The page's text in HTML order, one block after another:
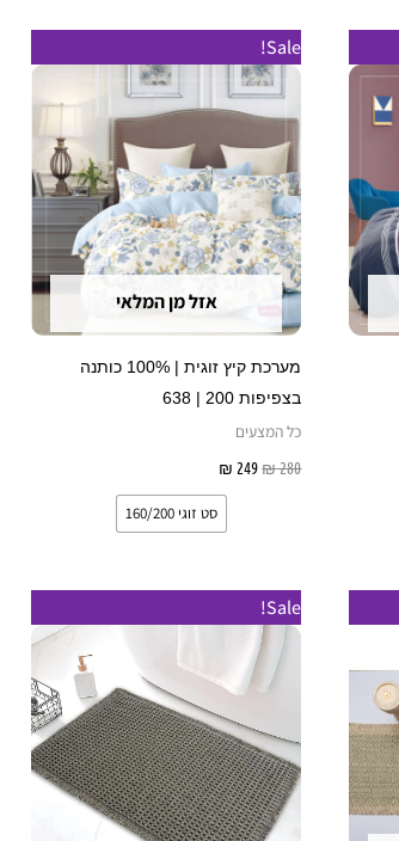
זה
יש
סוגים.
ניתן
לבחור
האפשרויות
Sale!
אזל מן המלאי
מערכת קיץ זוגית | 100% כותנה
בצפיפות 200 | 638
כל המצעים
₪280
המקורי
היה:
₪ 280.
₪ 249
הנוכחי
₪ 249.
יש
מספר
סוגים.
ניתן
לבחור
האפשרויות
סט זוגי 160/200
Sale!
יש
מספר
סוגים.
ניתן
לבחור